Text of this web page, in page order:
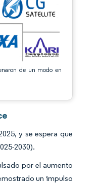
de un modo en
y se espera que
2030).
por el aumento
un impulso